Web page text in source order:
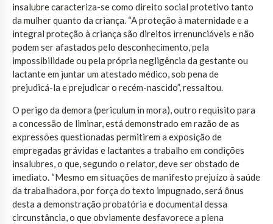
insalubre caracteriza-se como direito social protetivo tanto
da mulher quanto da criança. “A proteção à maternidade e a
integral proteção à criança são direitos irrenunciáveis e não
podem ser afastados pelo desconhecimento, pela
impossibilidade ou pela própria negligência da gestante ou
lactante em juntar um atestado médico, sob pena de
prejudicá-la e prejudicar o recém-nascido”, ressaltou.
O perigo da demora (periculum in mora), outro requisito para
a concessão de liminar, está demonstrado em razão de as
expressões questionadas permitirem a exposição de
empregadas grávidas e lactantes a trabalho em condições
insalubres, o que, segundo o relator, deve ser obstado de
imediato. “Mesmo em situações de manifesto prejuízo à saúde
da trabalhadora, por força do texto impugnado, será ônus
desta a demonstração probatória e documental dessa
circunstância, o que obviamente desfavorece a plena